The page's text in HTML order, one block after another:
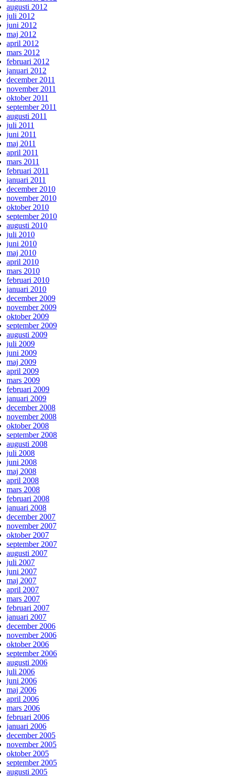
augusti 2012
juli 2012
juni 2012
maj 2012
april 2012
mars 2012
februari 2012
januari 2012
december 2011
november 2011
oktober 2011
september 2011
augusti 2011
juli 2011
juni 2011
maj 2011
april 2011
mars 2011
februari 2011
januari 2011
december 2010
november 2010
oktober 2010
september 2010
augusti 2010
juli 2010
juni 2010
maj 2010
april 2010
mars 2010
februari 2010
januari 2010
december 2009
november 2009
oktober 2009
september 2009
augusti 2009
juli 2009
juni 2009
maj 2009
april 2009
mars 2009
februari 2009
januari 2009
december 2008
november 2008
oktober 2008
september 2008
augusti 2008
juli 2008
juni 2008
maj 2008
april 2008
mars 2008
februari 2008
januari 2008
december 2007
november 2007
oktober 2007
september 2007
augusti 2007
juli 2007
juni 2007
maj 2007
april 2007
mars 2007
februari 2007
januari 2007
december 2006
november 2006
oktober 2006
september 2006
augusti 2006
juli 2006
juni 2006
maj 2006
april 2006
mars 2006
februari 2006
januari 2006
december 2005
november 2005
oktober 2005
september 2005
augusti 2005